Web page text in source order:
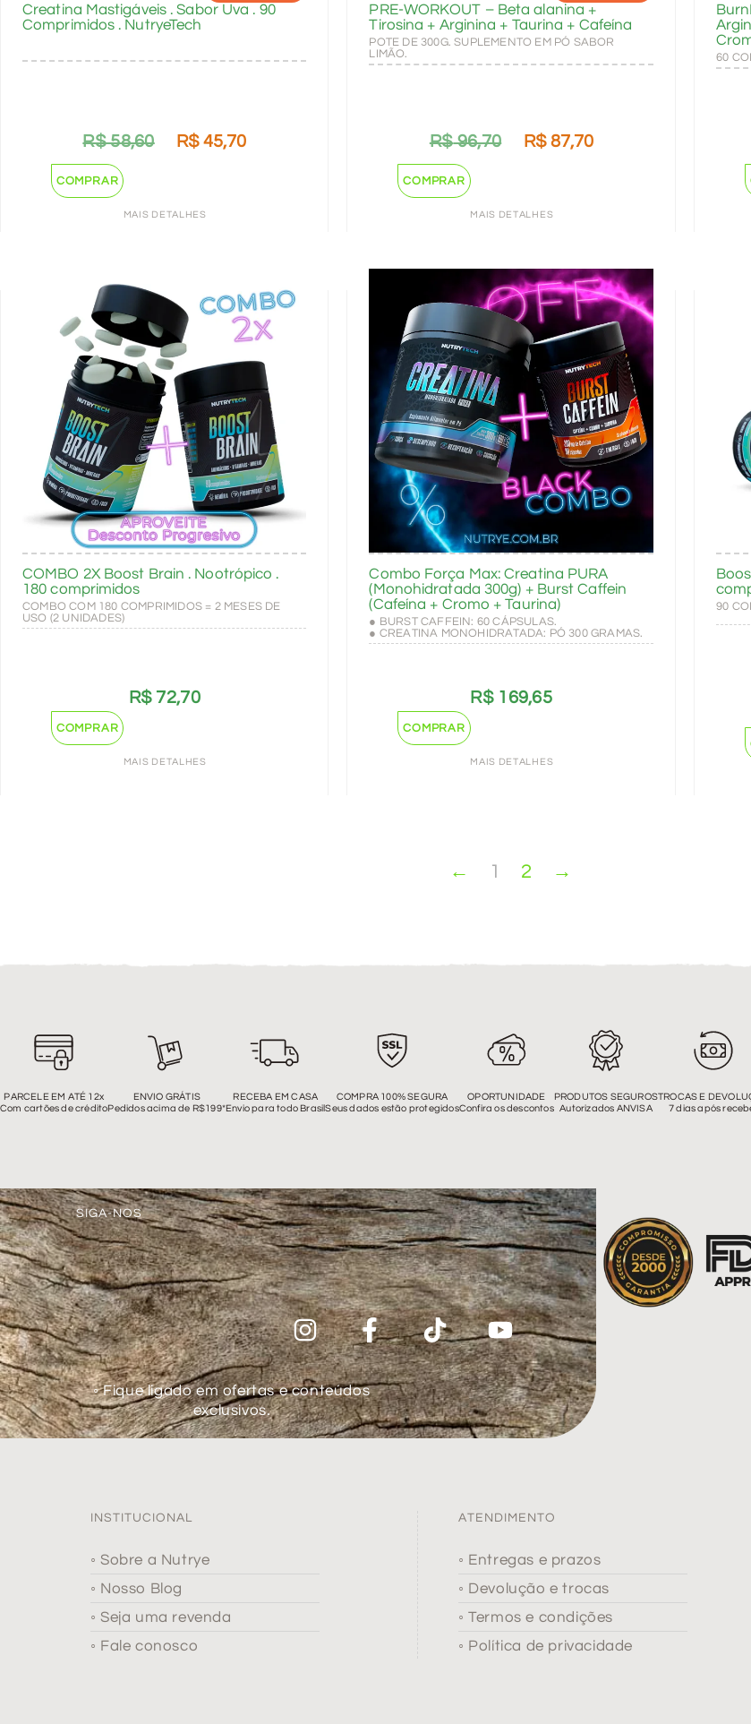
Creatina Mastigáveis . Sabor Uva . 90
Comprimidos . NutryeTech
R$58,60 R$ 45,70
COMPRAR
MAIS DETALHES
PRE-WORKOUT – Beta alanina +
Tirosina + Arginina + Taurina + Cafeína
POTE DE 300G. SUPLEMENTO EM PÓ SABOR
LIMÃO.
R$96,70 R$87,70
COMPRAR
MAIS DETALHES
60
COMBO 2X Boost Brain . Nootrópico .
180 comprimidos
COMBO COM 180 COMPRIMIDOS = 2 MESES DE
USO (2 UNIDADES)
R$ 72,70
COMPRAR
MAIS DETALHES
Combo Força Max: Creatina PURA
(Monohidratada 300g) + Burst Caffein
(Cafeína + Cromo + Taurina)
● BURST CAFFEIN: 60 CÁPSULAS.
● CREATINA MONOHIDRATADA: PÓ 300 GRAMAS.
R$169,65
COMPRAR
MAIS DETALHES
90
← 1 2 →
PARCELE EM ATÉ 12x
Com cartões de crédito
ENVIO GRÁTIS
Pedidos acima de R$199*
RECEBA EM CASA
Envio para todo Brasil
COMPRA 100% SEGURA
Seus dados estão protegidos
OPORTUNIDADE
Confira os descontos
PRODUTOS SEGUROS
Autorizados ANVISA
TROCAS E
7 dias após
SIGA-NOS
◦ Fique ligado em ofertas e conteúdos
exclusivos.
INSTITUCIONAL
◦ Sobre a Nutrye
◦ Nosso Blog
◦ Seja uma revenda
◦ Fale conosco
ATENDIMENTO
◦ Entregas e prazos
◦ Devolução e trocas
◦ Termos e condições
◦ Política de privacidade